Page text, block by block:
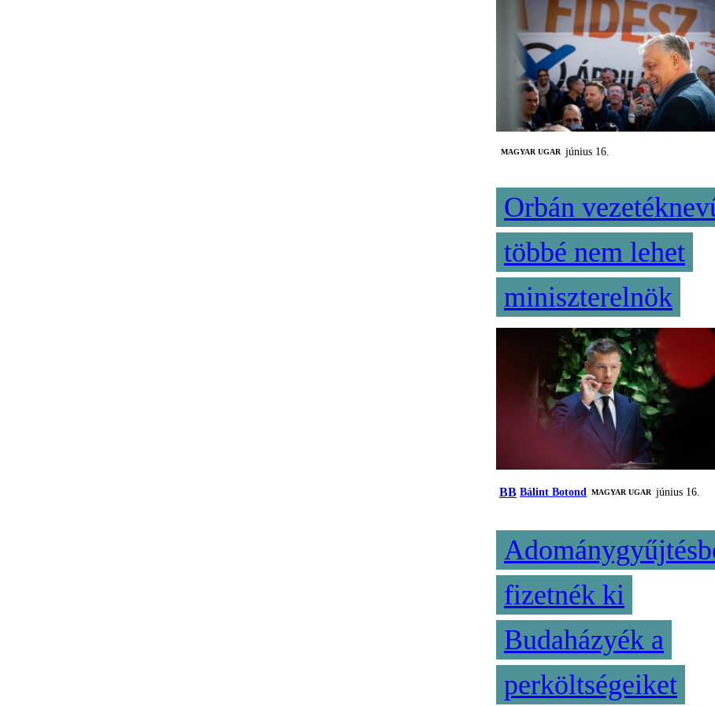
MAGYAR UGAR június 16.
Orbán
többé nem lehet
miniszterelnök
BB Bálint Botond MAGYAR UGAR június 16.
fizetnék ki
Budaházyék a
perköltségeiket